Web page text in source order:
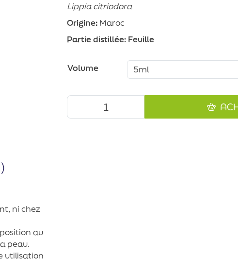
Lippia citriodora
Origine: Maroc
Partie distillée: Feuille
Volume
ni chez
au
peau.
utilisation